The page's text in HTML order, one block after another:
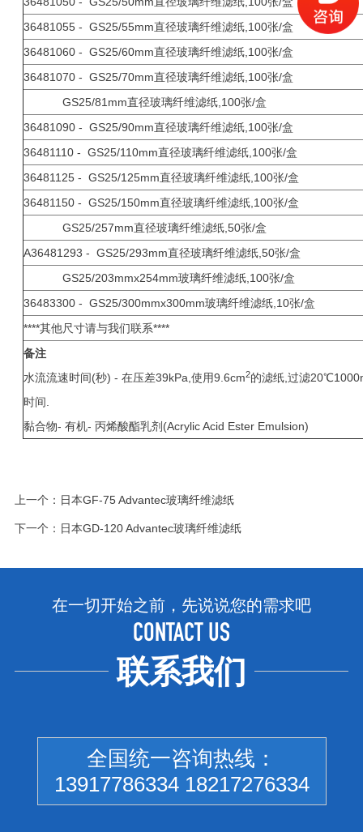
36481055 - GS25/55mm直径玻璃纤维滤纸,100张/盒
36481060 - GS25/60mm直径玻璃纤维滤纸,100张/盒
36481070 - GS25/70mm直径玻璃纤维滤纸,100张/盒
GS25/81mm直径玻璃纤维滤纸,100张/盒
36481090 - GS25/90mm直径玻璃纤维滤纸,100张/盒
36481110 - GS25/110mm直径玻璃纤维滤纸,100张/盒
36481125 - GS25/125mm直径玻璃纤维滤纸,100张/盒
36481150 - GS25/150mm直径玻璃纤维滤纸,100张/盒
GS25/257mm直径玻璃纤维滤纸,50张/盒
A36481293 - GS25/293mm直径玻璃纤维滤纸,50张/盒
GS25/203mmx254mm玻璃纤维滤纸,100张/盒
36483300 - GS25/300mmx300mm玻璃纤维滤纸,10张/盒
****其他尺寸请与我们联系****
备注
水流流速时间(秒) - 在压差39kPa,使用9.6cm2的滤纸,过滤
时间.
黏合物- 有机- 丙烯酸酯乳剂(Acrylic Acid Ester Emulsion)
上一个： 日本GF-75 Advantec玻璃纤维滤纸
下一个： 日本GD-120 Advantec玻璃纤维滤纸
在一切开始之前，先说说您的需求吧
CONTACT US
联系我们
全国统一咨询热线：
13917786334 18217276334